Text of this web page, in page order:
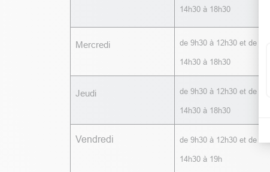
14h30 à 18h30
Mercredi
de 9h30 à 12h30 et de
14h30 à 18h30
Jeudi
de 9h30 à 12h30 et de
14h30 à 18h30
Vendredi
de 9h30 à 12h30 et de
14h30 à 19h